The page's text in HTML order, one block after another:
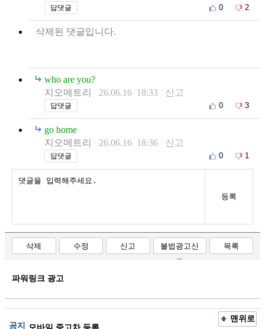
답댓글 0 2
삭제된 댓글입니다.
who are you?
지오메트리
26.06.16 18:33 신고
답댓글 0 3
go home
지오메트리
26.06.16 18:36 신고
답댓글 0 1
등록
삭제 수정 신고
불법광고신
고
목록
파워링크 광고
공지
맨위로